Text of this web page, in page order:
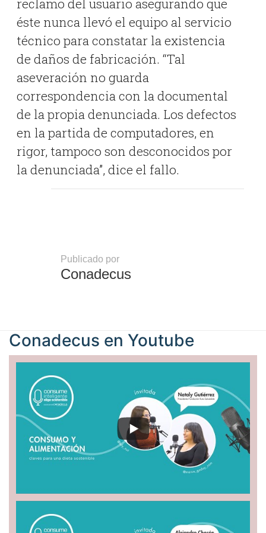
reclamo del usuario asegurando que
éste nunca llevó el equipo al servicio
técnico para constatar la existencia
de daños de fabricación. “Tal
aseveración no guarda
correspondencia con la documental
de la propia denunciada. Los defectos
en la partida de computadores, en
rigor, tampoco son desconocidos por
la denunciada”, dice el fallo.
Publicado por
Conadecus
Conadecus en Youtube